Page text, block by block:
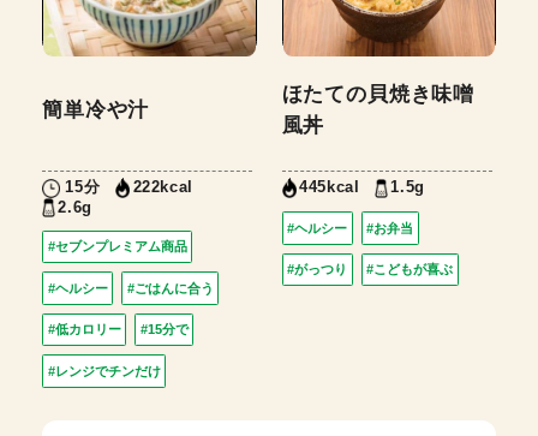
簡単冷や汁
15分
222kcal
2.6g
#セブンプレミアム商品
#ヘルシー #ごはんに合う
#低カロリー #15分で
#レンジでチンだけ
ほたての貝焼き味噌
風丼
445kcal 1.5g
#ヘルシー #お弁当
#がっつり #こどもが喜ぶ